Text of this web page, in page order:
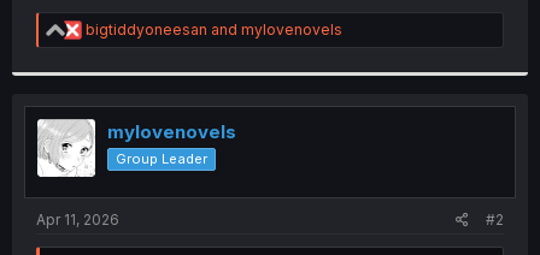
R
e
t
i
o
n
s
:
bigtiddyoneesan and mylovenovels
mylovenovels
Group Leader
Apr 11, 2026 #2